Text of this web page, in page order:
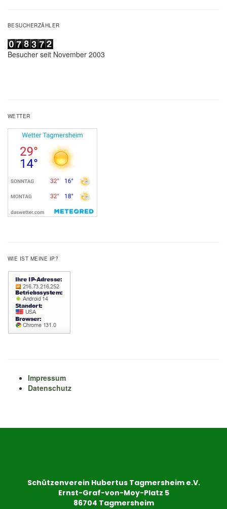
BESUCHERZÄHLER
Besucher seit November 2003
WETTER
WIE IST MEINE IP?
Impressum
Datenschutz
Schützenverein Hubertus Tagmersheim e.V.
Ernst-Graf-von-Moy-Platz 5
86704 Tagmersheim